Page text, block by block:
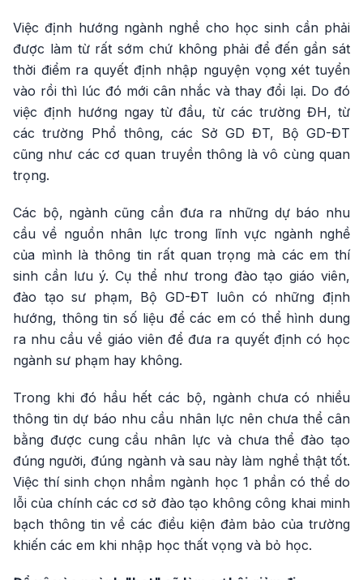
Việc định hướng ngành nghề cho học sinh cần phải
được làm từ rất sớm chứ không phải để đến gần sát
thời điểm ra quyết định nhập nguyện vọng xét tuyển
vào rồi thì lúc đó mới cân nhắc và thay đổi lại. Do đó
việc định hướng ngay từ đầu, từ các trường ĐH, từ
các trường Phổ thông, các Sở GD ĐT, Bộ GD-ĐT
cũng như các cơ quan truyền thông là vô cùng quan
trọng.
Các bộ, ngành cũng cần đưa ra những dự báo nhu
cầu về nguồn nhân lực trong lĩnh vực ngành nghề
của mình là thông tin rất quan trọng mà các em thí
sinh cần lưu ý. Cụ thể như trong đào tạo giáo viên,
đào tạo sư phạm, Bộ GD-ĐT luôn có những định
hướng, thông tin số liệu để các em có thể hình dung
ra nhu cầu về giáo viên để đưa ra quyết định có học
ngành sư phạm hay không.
Trong khi đó hầu hết các bộ, ngành chưa có nhiều
thông tin dự báo nhu cầu nhân lực nên chưa thể cân
bằng được cung cầu nhân lực và chưa thể đào tạo
đúng người, đúng ngành và sau này làm nghề thật tốt.
Việc thí sinh chọn nhầm ngành học 1 phần có thể do
lỗi của chính các cơ sở đào tạo không công khai minh
bạch thông tin về các điều kiện đảm bảo của trường
khiến các em khi nhập học thất vọng và bỏ học.